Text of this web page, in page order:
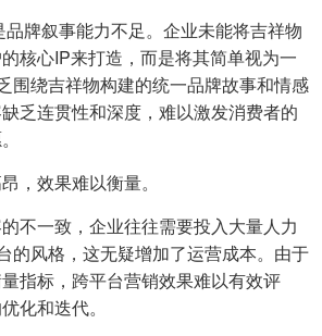
牌叙事能力不足。企业未能将吉祥物
核心IP来打造，而是将其简单视为一
围绕吉祥物构建的统一品牌故事和情感
乏连贯性和深度，难以激发消费者的
，效果难以衡量。
不一致，企业往往需要投入大量人力
的风格，这无疑增加了运营成本。由于
指标，跨平台营销效果难以有效评
化和迭代。